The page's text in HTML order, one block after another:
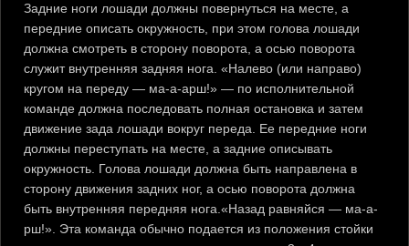
Задние ноги лошади должны повернуться на месте, а
передние описать окружность, при этом голова лошади
должна смотреть в сторону поворота, а осью поворота
служит внутренняя задняя нога. «Налево (или направо)
кругом на переду — ма-а-арш!» — по исполнительной
команде должна последовать полная остановка и затем
движение зада лошади вокруг переда. Ее передние ноги
должны переступать на месте, а задние описывать
окружность. Голова лошади должна быть направлена в
сторону движения задних ног, а осью поворота должна
быть внутренняя передняя нога.«Назад равняйся — ма-а-
рш!». Эта команда обычно подается из положения стойки